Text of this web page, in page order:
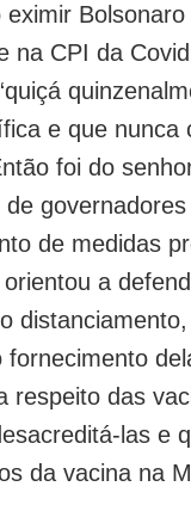
na CPI da
e que nunca
foi do
de
de medidas
a
fornecimento
respeito das
las e
da vacina na